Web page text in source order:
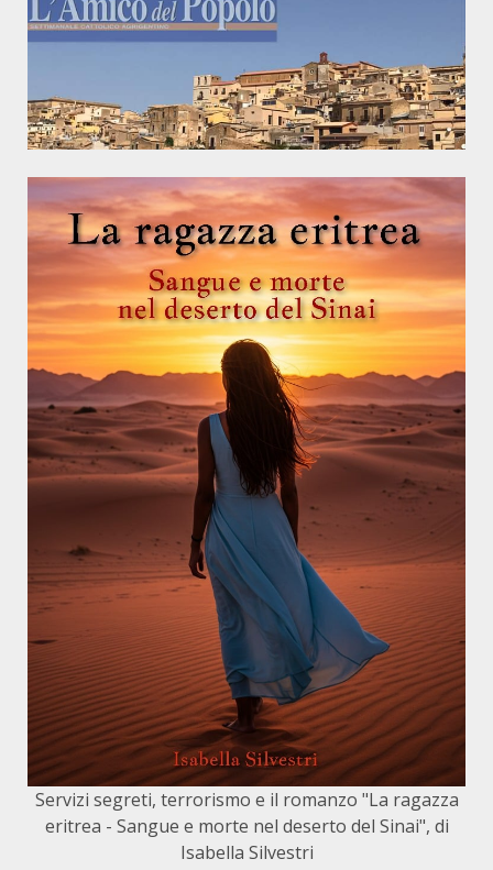
Servizi segreti, terrorismo e il romanzo "La ragazza
eritrea - Sangue e morte nel deserto del Sinai", di
Isabella Silvestri